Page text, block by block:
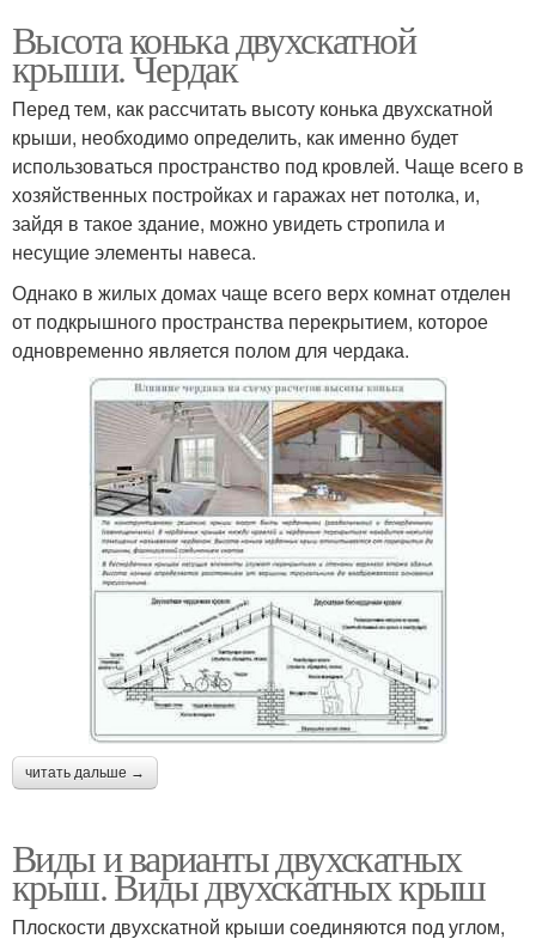
Высота конька двухскатной
крыши. Чердак
Перед тем, как рассчитать высоту конька двухскатной
крыши, необходимо определить, как именно будет
использоваться пространство под кровлей. Чаще всего в
хозяйственных постройках и гаражах нет потолка, и,
зайдя в такое здание, можно увидеть стропила и
несущие элементы навеса.
Однако в жилых домах чаще всего верх комнат отделен
от подкрышного пространства перекрытием, которое
одновременно является полом для чердака.
читать дальше →
Виды и варианты двухскатных
крыш. Виды двухскатных крыш
Плоскости двухскатной крыши соединяются под углом,